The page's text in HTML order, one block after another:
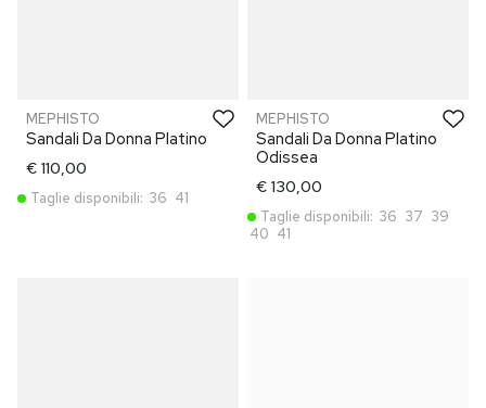
MEPHISTO
Sandali Da Donna Platino
€ 110,00
Taglie disponibili: 36 41
MEPHISTO
Sandali Da Donna Platino
Odissea
€ 130,00
Taglie disponibili: 36 37 39
40 41